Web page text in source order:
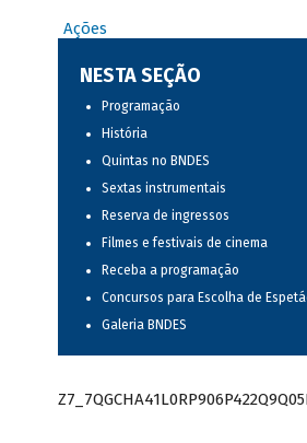
Ações
NESTA SEÇÃO
Programação
História
Quintas no BNDES
Sextas instrumentais
Reserva de ingressos
Filmes e festivais de cinema
Receba a programação
Concursos para Escolha de
Galeria BNDES